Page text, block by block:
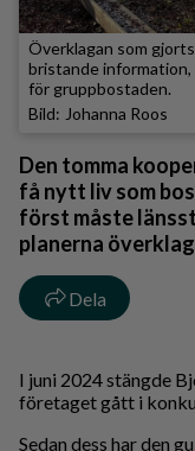
Överklagan som
bristande
för gruppbostaden.
Johanna Roos
Den tomma
få nytt liv som
först måste
planerna
Dela
I juni 2024 stängde
företaget gått i
Sedan dess har den